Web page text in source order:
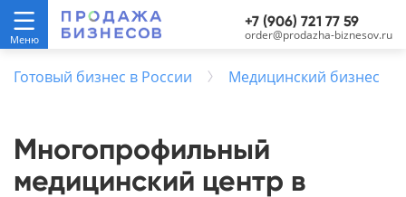
+7 (906) 721 77 59
order@prodazha-biznesov.ru
Готовый бизнес в России Медицинский бизнес
Многопрофильный
медицинский центр в